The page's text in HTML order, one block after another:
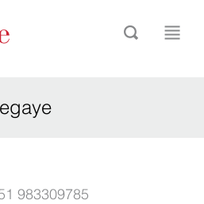
983309785